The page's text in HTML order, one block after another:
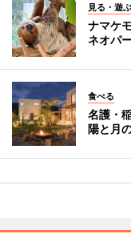
見る・遊ぶ
ナマケ
ネオパ
食べる
名護・
陽と月